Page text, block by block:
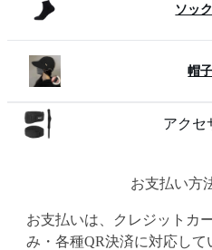
ソッ
帽子
アクセ
お支払い方
お支払いは、クレジットカ
み・各種QR決済に対応して